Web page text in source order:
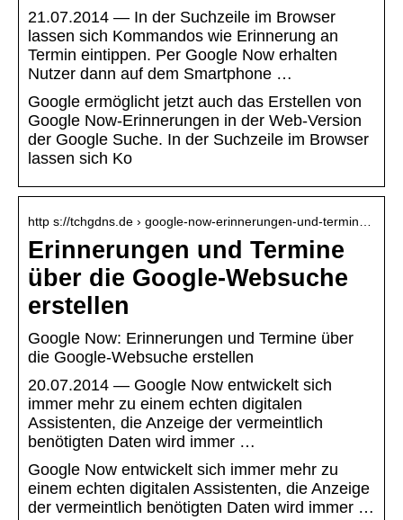
21.07.2014 — In der Suchzeile im Browser
lassen sich Kommandos wie Erinnerung an
Termin eintippen. Per Google Now erhalten
Nutzer dann auf dem Smartphone …
Google ermöglicht jetzt auch das Erstellen von
Google Now-Erinnerungen in der Web-Version
der Google Suche. In der Suchzeile im Browser
lassen sich Ko
http s://tchgdns.de › google-now-erinnerungen-und-termin…
Erinnerungen und Termine
über die Google-Websuche
erstellen
Google Now: Erinnerungen und Termine über
die Google-Websuche erstellen
20.07.2014 — Google Now entwickelt sich
immer mehr zu einem echten digitalen
Assistenten, die Anzeige der vermeintlich
benötigten Daten wird immer …
Google Now entwickelt sich immer mehr zu
einem echten digitalen Assistenten, die Anzeige
der vermeintlich benötigten Daten wird immer …